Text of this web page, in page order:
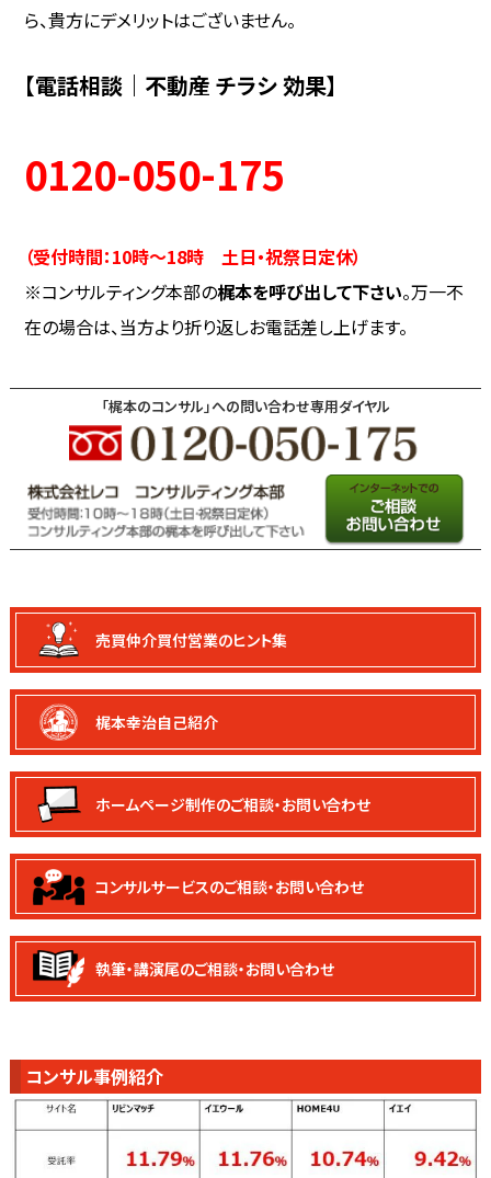
ら、貴方にデメリットはございません。
【電話相談｜不動産 チラシ 効果】
0120-050-175
（受付時間：10時～18時 土日・祝祭日定休）
※コンサルティング本部の梶本を呼び出して下さい。万一不
在の場合は、当方より折り返しお電話差し上げます。
「梶本のコンサル」への問い合わせ専用ダイヤル
売買仲介買付営業のヒント集
梶本幸治自己紹介
ホームページ制作のご相談・お問い合わせ
コンサルサービスのご相談・お問い合わせ
執筆・講演尾のご相談・お問い合わせ
コンサル事例紹介